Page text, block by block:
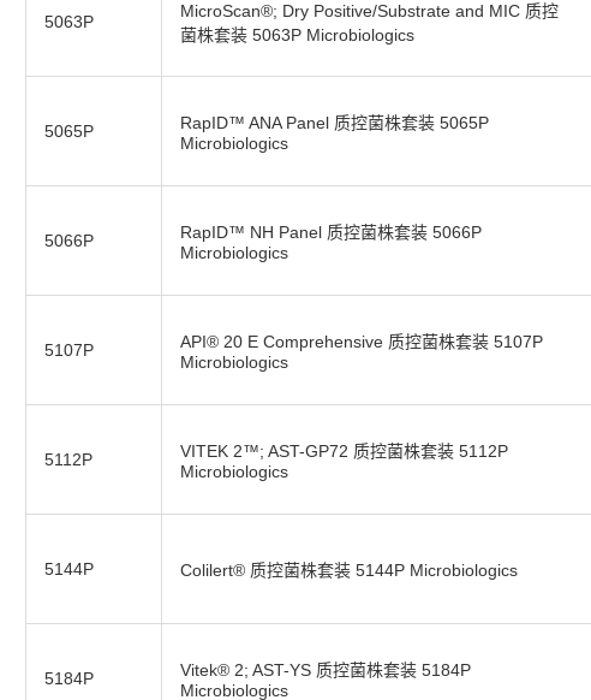
5063P
MicroScan®; Dry Positive/Substrate and MIC 质控
菌株套装 5063P Microbiologics
5065P
RapID™ ANA Panel 质控菌株套装 5065P
Microbiologics
5066P
RapID™ NH Panel 质控菌株套装 5066P
Microbiologics
5107P
API® 20 E Comprehensive 质控菌株套装 5107P
Microbiologics
5112P
VITEK 2™; AST-GP72 质控菌株套装 5112P
Microbiologics
5144P Colilert® 质控菌株套装 5144P Microbiologics
5184P
Vitek® 2; AST-YS 质控菌株套装 5184P
Microbiologics